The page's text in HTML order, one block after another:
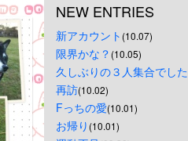
NEW ENTRIES
新アカウント (10.07)
限界かな？ (10.05)
久しぶりの３人集合でした
再訪(10.02)
Fっちの愛(10.01)
お帰り (10.01)